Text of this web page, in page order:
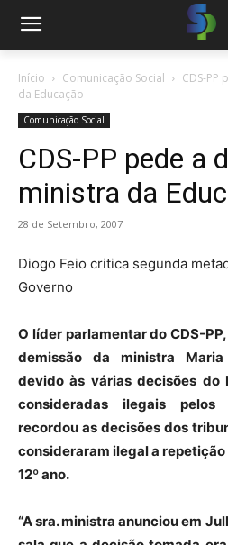
Início Comunicação Social
CDS-
da Educação
Comunicação Social
CDS-PP pede a
ministra da
28 de Setembro, 2007
Diogo Feio critica segunda
Governo
O líder parlamentar do CDS-
demissão da ministra
devido às várias decisões do
consideradas ilegais
recordou as decisões dos
consideraram ilegal a
12º ano.
“A sra. ministra anunciou em